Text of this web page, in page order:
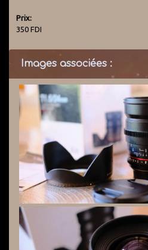
Prix:
350 FDI
Images associées :